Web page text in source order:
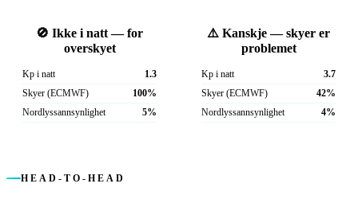
🚫 Ikke i natt — for
overskyet
Kp i natt
1.3
Skyer (ECMWF)
100%
Nordlyssannsynlighet
5%
⚠️ Kanskje — skyer er
problemet
Kp i natt
3.7
Skyer (ECMWF)
42%
Nordlyssannsynlighet
4%
HEAD-TO-HEAD